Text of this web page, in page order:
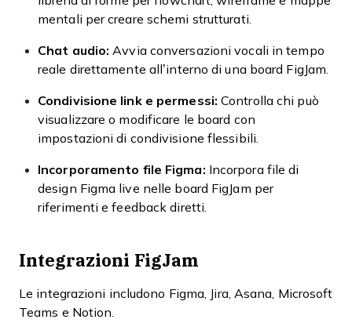
mentali per creare schemi strutturati.
Chat audio: Avvia conversazioni vocali in tempo
reale direttamente all’interno di una board FigJam.
Condivisione link e permessi: Controlla chi può
visualizzare o modificare le board con
impostazioni di condivisione flessibili.
Incorporamento file Figma: Incorpora file di
design Figma live nelle board FigJam per
riferimenti e feedback diretti.
Integrazioni FigJam
Le integrazioni includono Figma, Jira, Asana, Microsoft
Teams e Notion.